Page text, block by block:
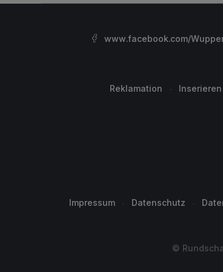
www.facebook.com/
Reklamation Inserieren
Impressum Datenschutz
©